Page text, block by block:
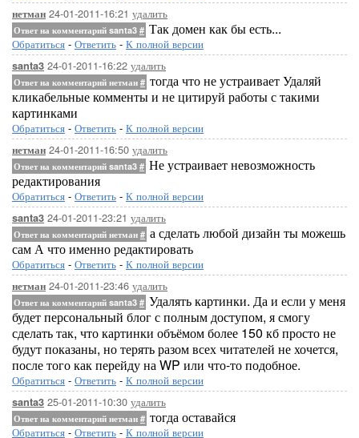
нетман 24-01-2011-16:21 удалить
Ответ на комментарий santa3 # Так домен как бы есть...
Обратиться - Ответить - К полной версии
santa3 24-01-2011-16:22 удалить
Ответ на комментарий нетман # тогда что не устраивает Удаляй
кликабельные комменты и не цитируй работы с такими
картинками
Обратиться - Ответить - К полной версии
нетман 24-01-2011-16:50 удалить
Ответ на комментарий santa3 # Не устраивает невозможность
редактирования
Обратиться - Ответить - К полной версии
santa3 24-01-2011-23:21 удалить
Ответ на комментарий нетман # а сделать любой дизайн ты можешь
сам А что именно редактировать
Обратиться - Ответить - К полной версии
нетман 24-01-2011-23:46 удалить
Ответ на комментарий santa3 # Удалять картинки. Да и если у меня
будет персональный блог с полным доступом, я смогу
сделать так, что картинки объёмом более 150 кб просто не
будут показаны, но терять разом всех читателей не хочется,
после того как перейду на WP или что-то подобное.
Обратиться - Ответить - К полной версии
santa3 25-01-2011-10:30 удалить
Ответ на комментарий нетман # тогда оставайся
Обратиться - Ответить - К полной версии